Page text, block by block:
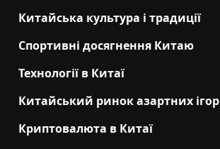
Китайська культура і традиції
Спортивні досягнення Китаю
Технології в Китаї
Китайський ринок азартних ігор
Криптовалюта в Китаї